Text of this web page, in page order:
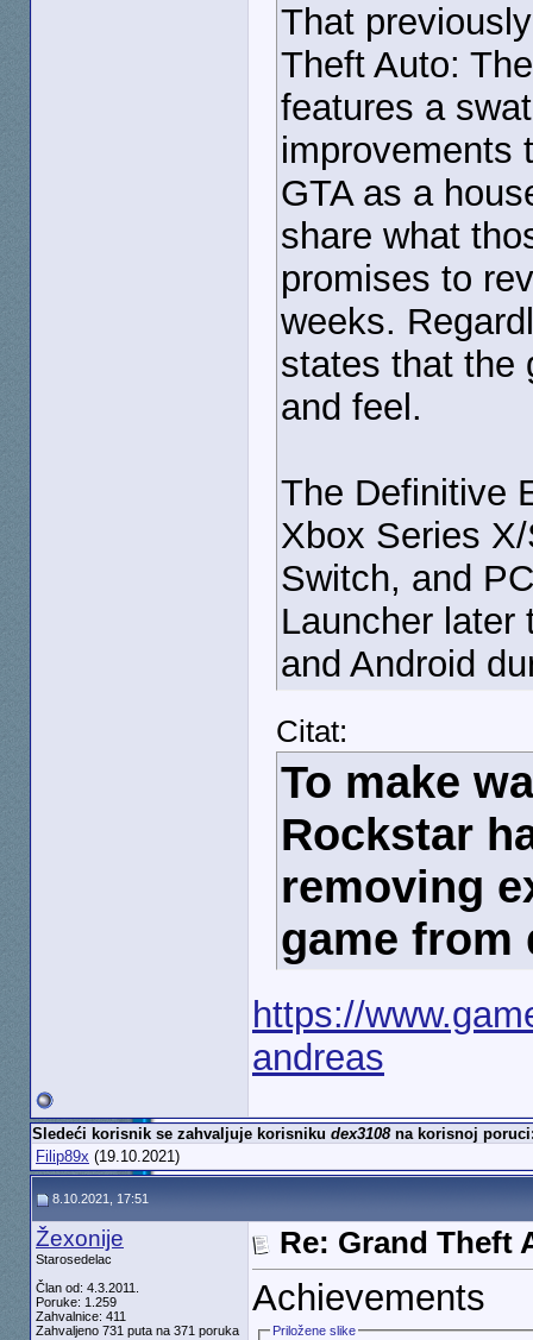
That
Theft Auto:
features a
improvements
GTA as a
share what
promises to
weeks.
states that the
and feel.
The Definitive
Xbox Series
Switch, and
Launcher later
and Android
Citat:
To make
Rockstar
removing
game from
https://
andreas
Sledeći korisnik se zahvaljuje korisniku dex3108na korisnoj
Filip89x (19.10.2021)
8.10.2021, 17:51
Žexonije
Starosedelac
Član od: 4.3.2011.
Poruke: 1.259
Zahvalnice: 411
Zahvaljeno 731 puta na 371 poruka
Re: Grand Theft
Achievements
Priložene slike